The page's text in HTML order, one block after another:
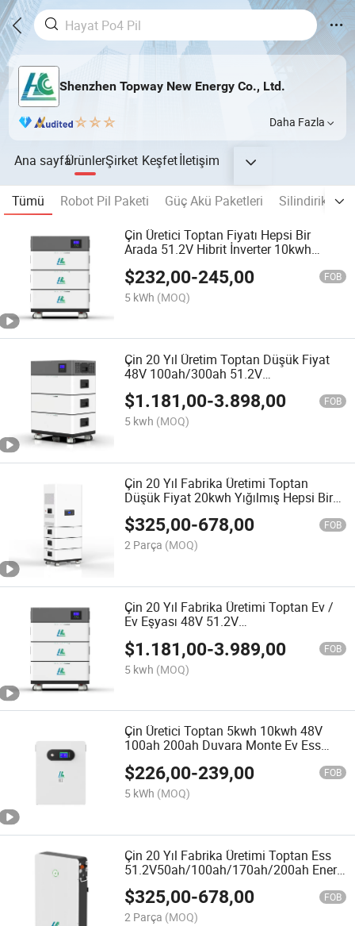
Shenzhen Topway New Energy Co., Ltd.
Daha Fazla
Ana sayfaÜrünlerŞirket Keşfetİletişim
Tümü Robot Pil Paketi Güç Akü Paketleri
Silindirik Pil
Çin Üretici Toptan Fiyatı Hepsi Bir
Arada 51.2V Hibrit İnverter 10kwh
400ah Ev Güneş Enerjisi Depolama
Sistemi için
$232,00-245,00 FOB
5 kWh (MOQ)
Çin 20 Yıl Üretim Toptan Düşük Fiyat
48V 100ah/300ah 51.2V
200ah/400ah/500ah Şarj Edilebilir
Hibrit Güneş Sistemi LiFePO4 İnverter
Ev Yığılabilir Pil
$1.181,00-3.898,00 FOB
5 kwh (MOQ)
Çin 20 Yıl Fabrika Üretimi Toptan
Düşük Fiyat 20kwh Yığılmış Hepsi Bir
Arada Güneş LiFePO4 Pil Yığılabilir
Hibrit Pil Güneş Evi Lityum Pili
$325,00-678,00 FOB
2 Parça (MOQ)
Çin 20 Yıl Fabrika Üretimi Toptan Ev /
Ev Eşyası 48V 51.2V
Lityum İyon Yığılabilir Depolama Güneş
Pili Bataryası
$1.181,00-3.989,00 FOB
5 kwh (MOQ)
Çin Üretici Toptan 5kwh 10kwh 48V
100ah 200ah Duvara Monte Ev Ess
LFP Lityum Batarya Deye Growatt
Goodwe Sungrow Hibrit İnvertörlerle
Uyumlu
$226,00-239,00 FOB
5 kWh (MOQ)
Çin 20 Yıl Fabrika Üretimi Toptan Ess
51.2V50ah/100ah/170ah/200ah Enerji
Depolama Ev LiFePO4 Güç Duvarı
İnverter Batarya
$325,00-678,00 FOB
2 Parça (MOQ)